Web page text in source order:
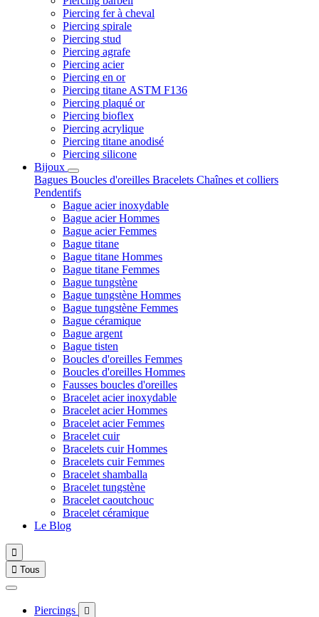
Piercing fer à cheval
Piercing spirale
Piercing stud
Piercing agrafe
Piercing acier
Piercing en or
Piercing titane ASTM F136
Piercing plaqué or
Piercing bioflex
Piercing acrylique
Piercing titane anodisé
Piercing silicone
Bijoux
Bagues Boucles d'oreilles Bracelets Chaînes et colliers
Pendentifs
Bague acier inoxydable
Bague acier Hommes
Bague acier Femmes
Bague titane
Bague titane Hommes
Bague titane Femmes
Bague tungstène
Bague tungstène Hommes
Bague tungstène Femmes
Bague céramique
Bague argent
Bague tisten
Boucles d'oreilles Femmes
Boucles d'oreilles Hommes
Fausses boucles d'oreilles
Bracelet acier inoxydable
Bracelet acier Hommes
Bracelet acier Femmes
Bracelet cuir
Bracelets cuir Hommes
Bracelets cuir Femmes
Bracelet shamballa
Bracelet tungstène
Bracelet caoutchouc
Bracelet céramique
Le Blog

 Tous
Piercings 